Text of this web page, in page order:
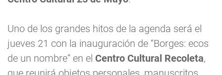
Uno de los grandes hitos de la agenda será el
jueves 21 con la inauguración de “Borges: ecos
de un nombre” en el Centro Cultural Recoleta,